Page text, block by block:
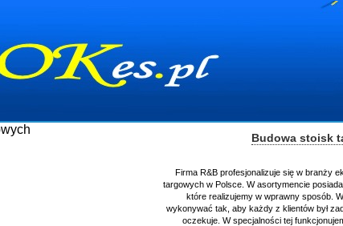
Budowa stoisk
Firma R&B profesjonalizuje się w branży
targowych w Polsce. W asortymencie
które realizujemy w wprawny sposób.
wykonywać tak, aby każdy z klientów był
oczekuje. W specjalności tej